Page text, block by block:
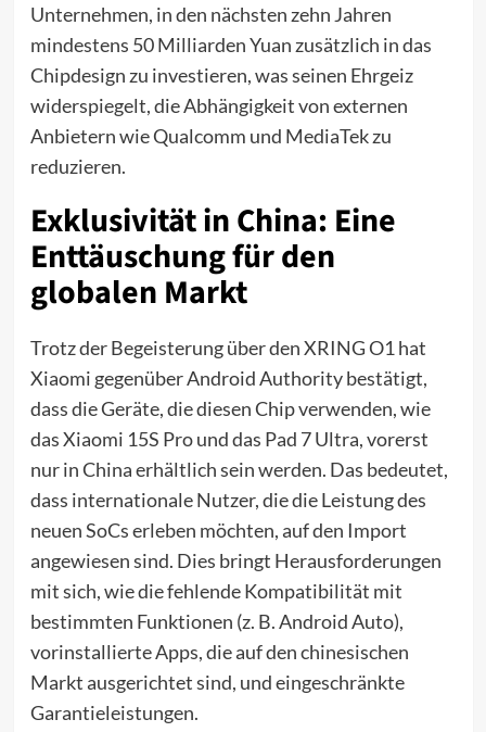
Unternehmen, in den nächsten zehn Jahren
mindestens 50 Milliarden Yuan zusätzlich in das
Chipdesign zu investieren, was seinen Ehrgeiz
widerspiegelt, die Abhängigkeit von externen
Anbietern wie Qualcomm und MediaTek zu
reduzieren.
Exklusivität in China: Eine
Enttäuschung für den
globalen Markt
Trotz der Begeisterung über den XRING O1 hat
Xiaomi gegenüber Android Authority bestätigt,
dass die Geräte, die diesen Chip verwenden, wie
das Xiaomi 15S Pro und das Pad 7 Ultra, vorerst
nur in China erhältlich sein werden. Das bedeutet,
dass internationale Nutzer, die die Leistung des
neuen SoCs erleben möchten, auf den Import
angewiesen sind. Dies bringt Herausforderungen
mit sich, wie die fehlende Kompatibilität mit
bestimmten Funktionen (z. B. Android Auto),
vorinstallierte Apps, die auf den chinesischen
Markt ausgerichtet sind, und eingeschränkte
Garantieleistungen.